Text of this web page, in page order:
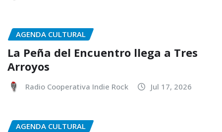
AGENDA CULTURAL
La Peña del Encuentro llega a Tres
Arroyos
Radio Cooperativa Indie Rock Jul 17, 2026
AGENDA CULTURAL